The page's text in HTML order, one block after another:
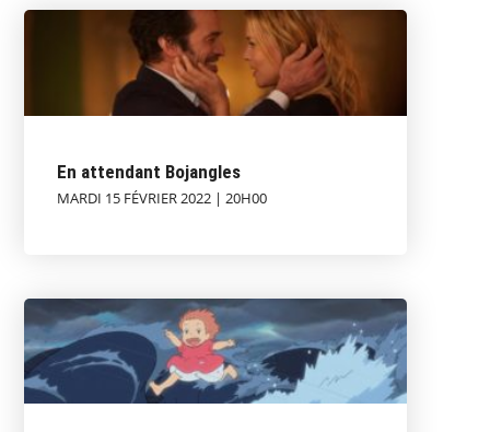
En attendant Bojangles
MARDI 15 FÉVRIER 2022 | 20H00